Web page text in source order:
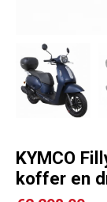
KYMCO
koffer en